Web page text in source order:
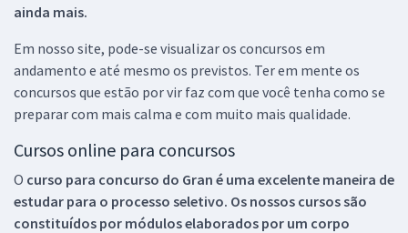
ainda mais.
Em nosso site, pode-se visualizar os concursos em
andamento e até mesmo os previstos. Ter em mente os
concursos que estão por vir faz com que você tenha como se
preparar com mais calma e com muito mais qualidade.
Cursos online para concursos
O curso para concurso do Gran é uma excelente maneira de
estudar para o processo seletivo. Os nossos cursos são
constituídos por módulos elaborados por um corpo